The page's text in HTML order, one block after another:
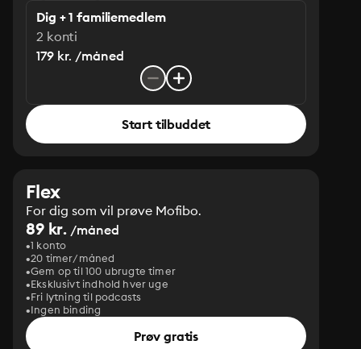
Dig + 1 familiemedlem
2 konti
179 kr. /måned
Start tilbuddet
Flex
For dig som vil prøve Mofibo.
89 kr. /måned
1 konto
20 timer/måned
Gem op til 100 ubrugte timer
Eksklusivt indhold hver uge
Fri lytning til podcasts
Ingen binding
Prøv gratis